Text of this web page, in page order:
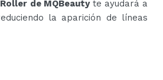
de MQBeautyte ayudará a
la aparición de líneas
antiinflamatorias y